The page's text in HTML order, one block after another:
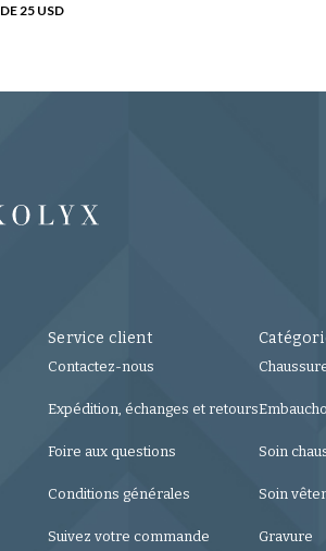
DE 25 USD
Service client
Contactez-nous
Expédition, échanges et retours
Foire aux questions
Conditions générales
Suivez votre commande
Soin
Soin
Gravure